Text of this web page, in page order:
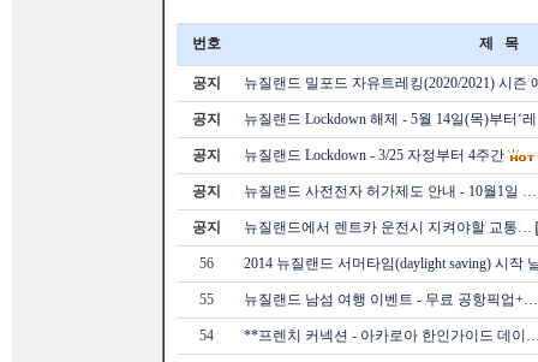
번호 제 목
공지 뉴질랜드 밀포드 자유트레킹(2020/2021) 시즌
공지 뉴질랜드 Lockdown 해제 - 5월 14일(목)부터‘
공지 뉴질랜드 Lockdown - 3/25 자정부터 4주간
공지 뉴질랜드 사전전자 허가제도 안내 - 10월1일 …
공지 뉴질랜드에서 렌트카 운전시 지켜야할 교통…
56 2014 뉴질랜드 서머타임(daylight saving) 시작
55 뉴질랜드 남섬 여행 이벤트 - 무료 공항픽업+…
54 **프렌치 커넥션 - 아카로아 한인가이드 데이